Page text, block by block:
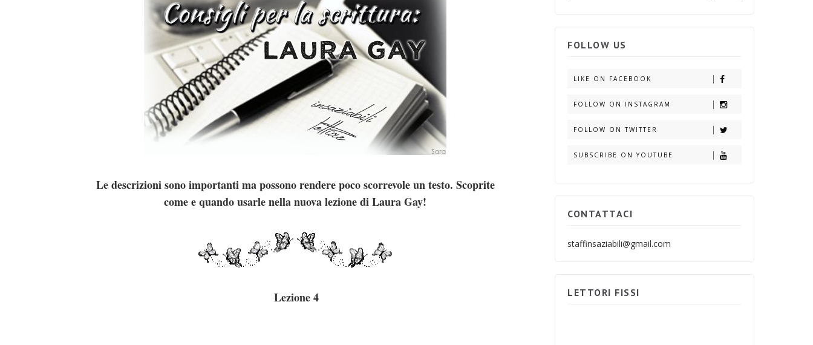
Le descrizioni sono importanti ma possono rendere poco scorrevole un testo. Scoprite
come e quando usarle nella nuova lezione di Laura Gay!
Lezione 4
FOLLOW US
LIKE ON FACEBOOK
FOLLOW ON INSTAGRAM
FOLLOW ON TWITTER
SUBSCRIBE ON YOUTUBE
CONTATTACI
staffinsaziabili@gmail.com
LETTORI FISSI